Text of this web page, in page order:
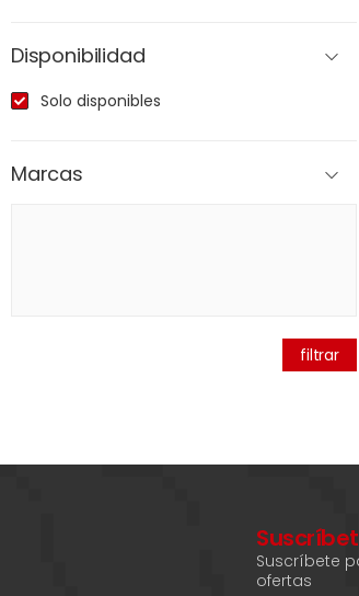
Disponibilidad
Solo disponibles
Marcas
filtrar
Suscríbete
ofertas